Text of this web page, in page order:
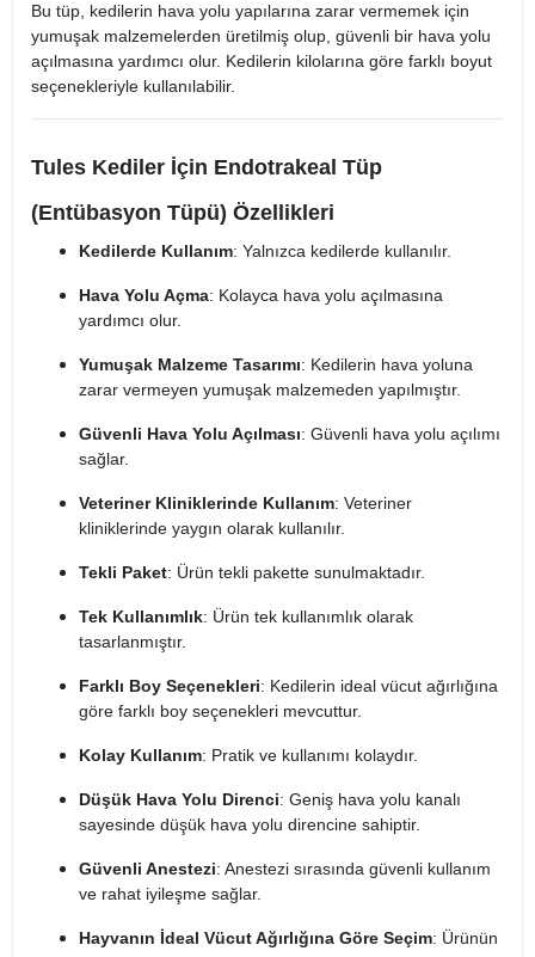
Bu tüp, kedilerin hava yolu yapılarına zarar vermemek için
yumuşak malzemelerden üretilmiş olup, güvenli bir hava yolu
açılmasına yardımcı olur. Kedilerin kilolarına göre farklı boyut
seçenekleriyle kullanılabilir.
Tules Kediler İçin Endotrakeal Tüp
(Entübasyon Tüpü) Özellikleri
Kedilerde Kullanım: Yalnızca kedilerde kullanılır.
Hava Yolu Açma: Kolayca hava yolu açılmasına
yardımcı olur.
Yumuşak Malzeme Tasarımı: Kedilerin hava yoluna
zarar vermeyen yumuşak malzemeden yapılmıştır.
Güvenli Hava Yolu Açılması: Güvenli hava yolu açılımı
sağlar.
Veteriner Kliniklerinde Kullanım: Veteriner
kliniklerinde yaygın olarak kullanılır.
Tekli Paket: Ürün tekli pakette sunulmaktadır.
Tek Kullanımlık: Ürün tek kullanımlık olarak
tasarlanmıştır.
Farklı Boy Seçenekleri: Kedilerin ideal vücut ağırlığına
göre farklı boy seçenekleri mevcuttur.
Kolay Kullanım: Pratik ve kullanımı kolaydır.
Düşük Hava Yolu Direnci: Geniş hava yolu kanalı
sayesinde düşük hava yolu direncine sahiptir.
Güvenli Anestezi: Anestezi sırasında güvenli kullanım
ve rahat iyileşme sağlar.
Hayvanın İdeal Vücut Ağırlığına Göre Seçim: Ürünün